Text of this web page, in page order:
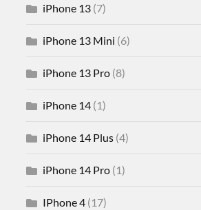
iPhone 13 (7)
iPhone 13 Mini (6)
iPhone 13 Pro (8)
iPhone 14 (1)
iPhone 14 Plus (4)
iPhone 14 Pro (1)
IPhone 4 (17)